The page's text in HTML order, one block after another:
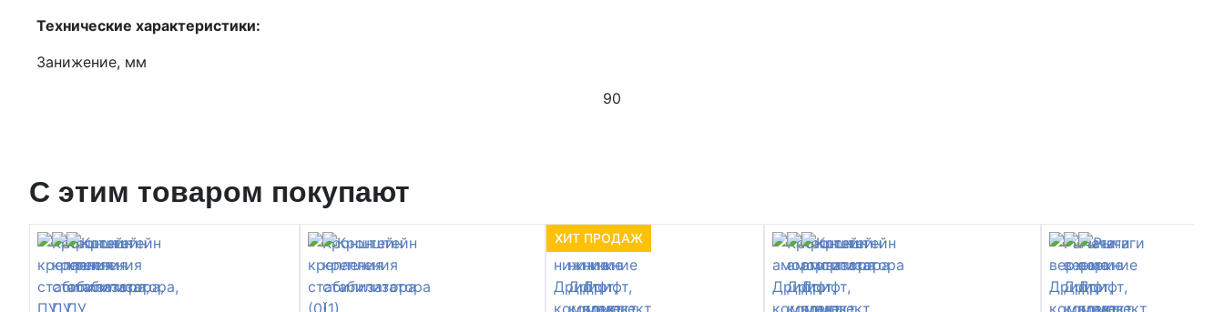
Технические характеристики:
Занижение, мм
90
С этим товаром покупают
ХИТ ПРОДАЖ